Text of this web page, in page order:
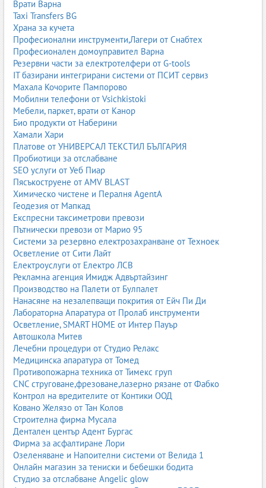
Врати Варна
Taxi Transfers BG
Храна за кучета
Професионални инструменти,Лагери от Снабтех
Професионален домоуправител Варна
Резервни части за електротелфери от G-tools
IT базирани интегрирани системи от ПСИТ сервиз
Махала Кочорите Пампорово
Мобилни телефони от Vsichkistoki
Мебели, паркет, врати от Канор
Био продукти от Наберини
Хамали Хари
Платове от УНИВЕРСАЛ ТЕКСТИЛ БЪЛГАРИЯ
Пробиотици за отслабване
SEO услуги от Уеб Пиар
Пясъкоструене от AMV BLAST
Химическо чистене и Пералня AgentA
Геодезия от Мапкад
Експресни таксиметрови превози
Пътнически превози от Марио 95
Системи за резервно електрозахранване от Техноек
Осветление от Сити Лайт
Електроуслуги от Електро ЛСВ
Рекламна агенция Имидж Адвъртайзинг
Производство на Палети от Булпалет
Нанасяне на незалепващи покрития от Ейч Пи Ди
Лабораторна Апаратура от Пролаб инструменти
Осветление, SMART HOME от Интер Пауър
Автошкола Митев
Лечебни процедури от Студио Релакс
Медицинска апаратура от Томед
Противопожарна техника от Тимекс груп
CNC струговане,фрезоване,лазерно рязане от Фабко
Контрол на вредителите от Контики ООД
Ковано Желязо от Тан Колов
Строителна фирма Мусала
Дентален център Адент Бургас
Фирма за асфалтиране Лори
Озеленяване и Напоителни системи от Велида 1
Онлайн магазин за тениски и бебешки бодита
Студио за отслабване Angelic glow